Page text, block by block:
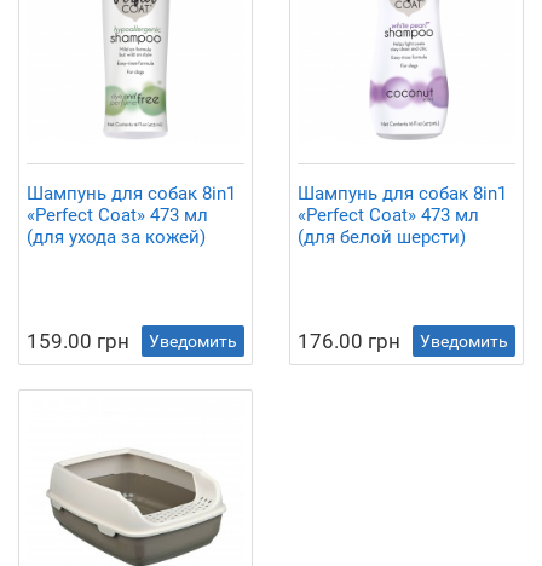
Шампунь для собак 8in1
«Perfect Coat» 473 мл
(для ухода за кожей)
159.00 грн Уведомить
Шампунь для собак 8in1
«Perfect Coat» 473 мл
(для белой шерсти)
176.00 грн Уведомить